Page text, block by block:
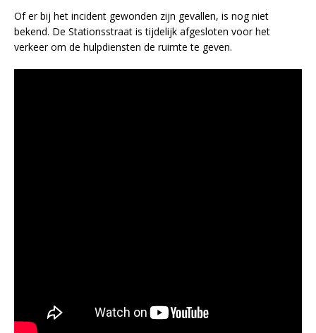
Of er bij het incident gewonden zijn gevallen, is nog niet
bekend. De Stationsstraat is tijdelijk afgesloten voor het
verkeer om de hulpdiensten de ruimte te geven.